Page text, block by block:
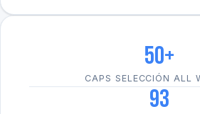
50+
CAPS SELECCIÓN ALL
93